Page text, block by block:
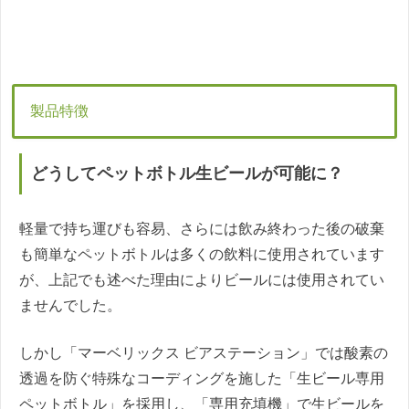
製品特徴
どうしてペットボトル生ビールが可能に？
軽量で持ち運びも容易、さらには飲み終わった後の破棄
も簡単なペットボトルは多くの飲料に使用されています
が、上記でも述べた理由によりビールには使用されてい
ませんでした。
しかし「マーベリックス ビアステーション」では酸素の
透過を防ぐ特殊なコーディングを施した「生ビール専用
ペットボトル」を採用し、「専用充填機」で生ビールを